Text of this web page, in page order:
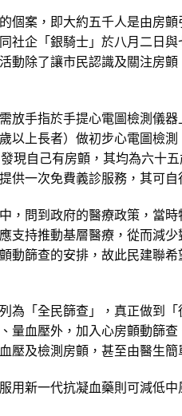
個案，即大約五千人是由房
社企「銀騎士」於八月二日
動除了讓市民認識及關注房
放手指於手提心電圖檢測儀
以上長者）做初步心電圖檢
現自己有房顫，其均為六十
供一次免費義診服務，其可自
，問到政府的醫療政策，當
支持推動基層醫療，從而減
動篩查的安排，故此民建聯
為「全民篩查」，真正做到
量血壓外，加入心房顫動篩
壓及檢測房顫，甚至由醫生簡
用新一代抗凝血藥則可減低